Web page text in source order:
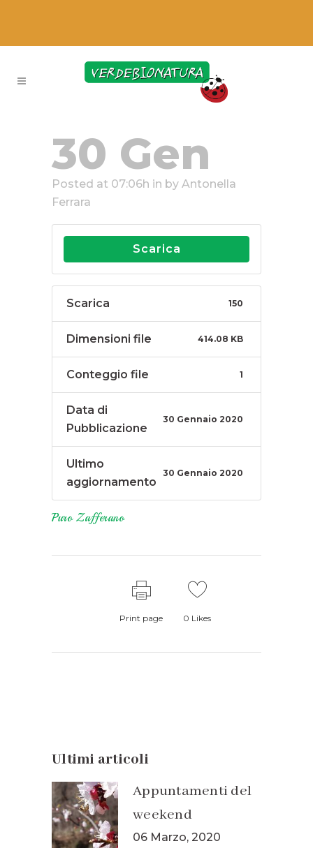
30 Gen
Posted at 07:06h in by Antonella
Ferrara
Scarica
Scarica 150
Dimensioni file 414.08 KB
Conteggio file 1
Data di
Pubblicazione
30 Gennaio 2020
Ultimo
aggiornamento
30 Gennaio 2020
Puro Zafferano
Print page 0 Likes
Ultimi articoli
Appuntamenti del
weekend
06 Marzo, 2020